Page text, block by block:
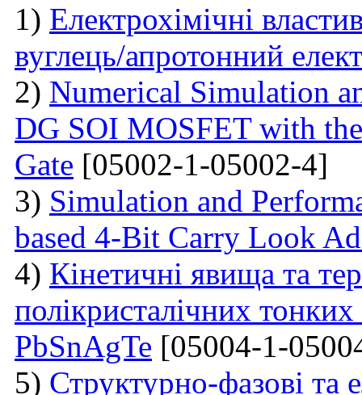
1) Електрохімічні
вуглець/апротонний
2) Numerical Simulation
DG SOI MOSFET with
Gate [05002-1-05002-4]
3) Simulation and
based 4-Bit Carry Look
4) Кінетичні явища та
полікристалічних
PbSnAgTe [05004-1-
5) Структурно-фазові та